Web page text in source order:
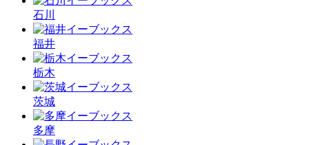
石川
福井
栃木
茨城
多摩